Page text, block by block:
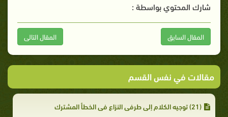
شارك المحتوي بواسطة :
المقال السابق المقال التالى
مقالات في نفس القسم
(21) توجيه الكلام إلى طرفي النزاع في الخطأ المشترك